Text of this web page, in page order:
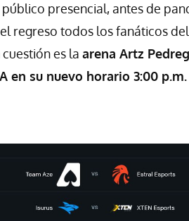
presencial, antes de
regreso todos los fanáticos del
es la arena Artz
en su nuevo horario 3:00